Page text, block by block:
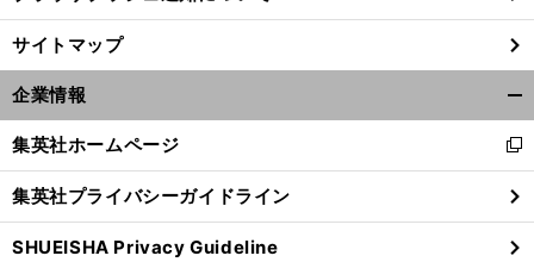
。
サイトマップ
企業情報
閉
る
集英社ホームページ
新
し
い
ウ
ィ
集英社プライバシーガイドライン
SHUEISHA Privacy Guideline